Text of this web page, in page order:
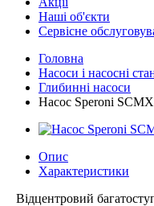
Наші об'єкти
Сервісне
Головна
Насоси і насосні
Глибинні насоси
Насос Speroni
Опис
Характеристики
Відцентровий